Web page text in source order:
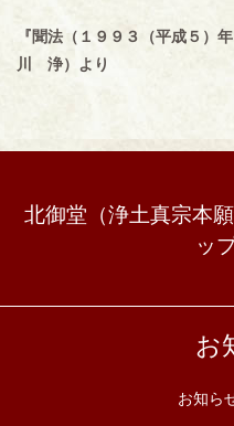
『聞法（１９９３（平成５）
川 浄）より
北御堂（浄土真宗本
ッ
お
お知ら